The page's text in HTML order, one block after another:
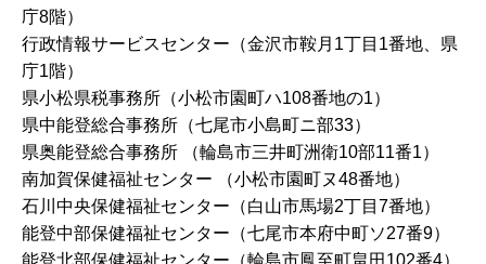
庁8階）
行政情報サービスセンター（金沢市鞍月1丁目1番地、県
庁1階）
県小松県税事務所（小松市園町ハ108番地の1）
県中能登総合事務所（七尾市小島町ニ部33）
県奥能登総合事務所 （輪島市三井町洲衛10部11番1）
南加賀保健福祉センター （小松市園町ヌ48番地）
石川中央保健福祉センター（白山市馬場2丁目7番地）
能登中部保健福祉センター（七尾市本府中町ソ27番9）
能登北部保健福祉センター（輪島市鳳至町畠田102番4）